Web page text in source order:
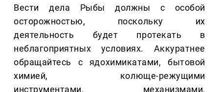
Вести дела Рыбы должны с особой
осторожностью, поскольку их
деятельность будет протекать в
неблагоприятных условиях. Аккуратнее
обращайтесь с ядохимикатами, бытовой
химией, колюще-режущими
инструментами, механизмами,